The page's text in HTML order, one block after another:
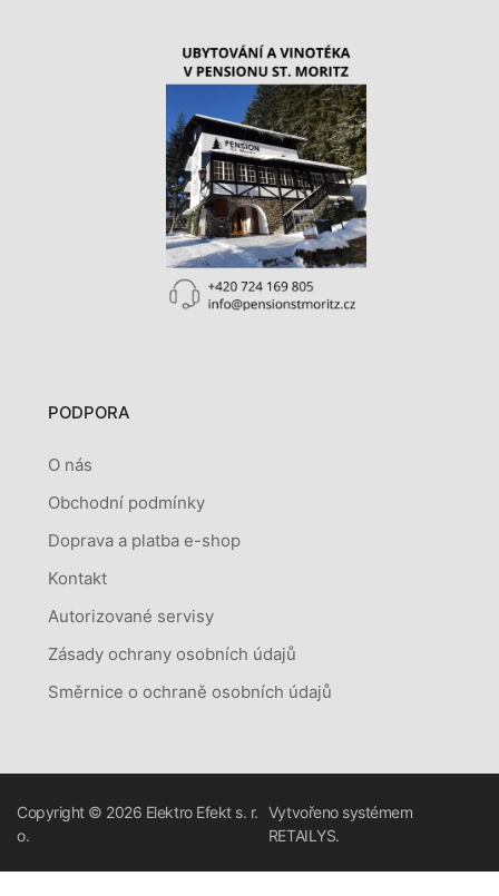
PODPORA
O nás
Obchodní podmínky
Doprava a platba e-shop
Kontakt
Autorizované servisy
Zásady ochrany osobních údajů
Směrnice o ochraně osobních údajů
Copyright © 2026 Elektro Efekt s. r.
o.
Vytvořeno systémem
RETAILYS.